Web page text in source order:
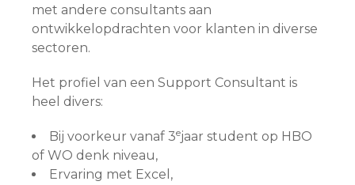
met andere consultants aan
ontwikkelopdrachten voor klanten in diverse
sectoren.
Het profiel van een Support Consultant is
heel divers:
Bij voorkeur vanaf 3ejaar student op HBO
of WO denk niveau,
Ervaring met Excel,